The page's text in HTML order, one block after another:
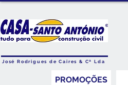
José Rodrigues de Caires & Cª Lda
PROMOÇÕES